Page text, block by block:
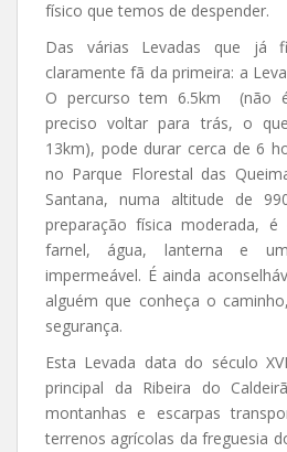
físico que temos de despender.
Das várias Levadas que já
claramente fã da primeira: a
O percurso tem 6.5km (não
preciso voltar para trás, o
13km), pode durar cerca de 6
no Parque Florestal das
Santana, numa altitude de
preparação física moderada, é
farnel, água, lanterna e
impermeável. É ainda
alguém que conheça o
segurança.
Esta Levada data do século
principal da Ribeira do
montanhas e escarpas
terrenos agrícolas da freguesia